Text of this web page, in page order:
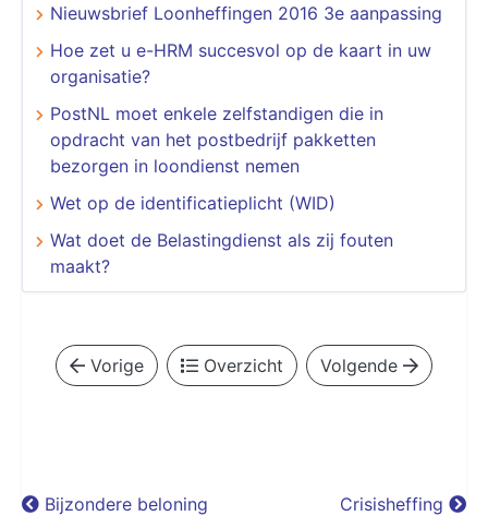
Nieuwsbrief Loonheffingen 2016 3e aanpassing
Hoe zet u e-HRM succesvol op de kaart in uw
organisatie?
PostNL moet enkele zelfstandigen die in
opdracht van het postbedrijf pakketten
bezorgen in loondienst nemen
Wet op de identificatieplicht (WID)
Wat doet de Belastingdienst als zij fouten
maakt?
Vorige Overzicht Volgende
Bijzondere beloning Crisisheffing